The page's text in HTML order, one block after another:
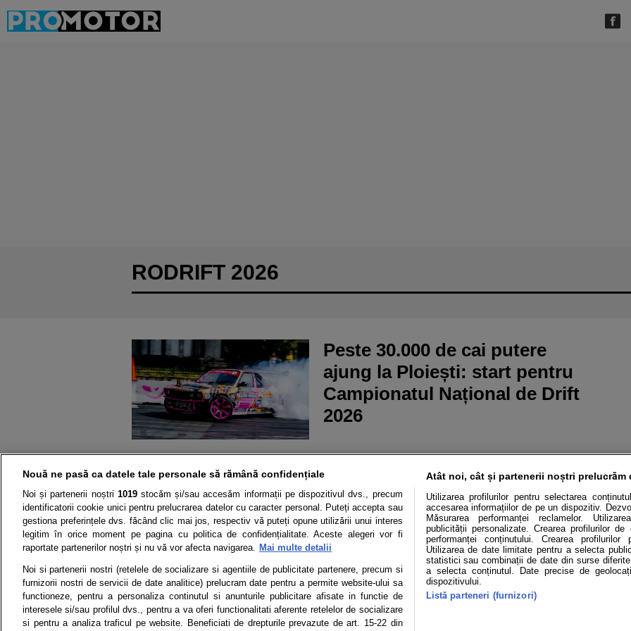
RODRIFT 2026
Peste 30.000 de cai putere
ajung la Ploiești: start pentru
Campionatul Național de Drift
2026
Știri Test drive Mașini electrice Utile Video Podcast cu
Termeni si conditii Politica de confidentialitate Politica de cookies
Nouă ne pasă ca datele tale personale să rămână confidențiale
Noi și partenerii noștri 1019stocăm și/sau accesăm informații pe dispozitivul dvs., precum
identificatorii cookie unici pentru prelucrarea datelor cu caracter personal. Puteți accepta sau
gestiona preferințele dvs. făcând clic mai jos, respectiv vă puteți opune utilizării unui interes
legitim în orice moment pe pagina cu politica de confidențialitate. Aceste alegeri vor fi
raportate partenerilor noștri și nu vă vor afecta navigarea. Mai multe detalii
Noi si partenerii nostri (retelele de socializare si agentiile de publicitate partenere, precum si
furnizorii nostri de servicii de date analitice) prelucram date pentru a permite website-ului sa
functioneze, pentru a personaliza continutul si anunturile publicitare afisate in functie de
interesele si/sau profilul dvs., pentru a va oferi functionalitati aferente retelelor de socializare
si pentru a analiza traficul pe website. Beneficiati de drepturile prevazute de art. 15-22 din
Atât noi, cât și partenerii noștri prelucrăm
Utilizarea profilurilor pentru selectarea
accesarea informațiilor de pe un dispozitiv.
Măsurarea performanței reclamelor.
publicității personalizate. Crearea profilurilor de
performanței conținutului. Crearea profilurilor
Utilizarea de date limitate pentru a selecta
statistici sau combinații de date din surse
a selecta conținutul. Date precise de
dispozitivului.
Listă parteneri (furnizori)